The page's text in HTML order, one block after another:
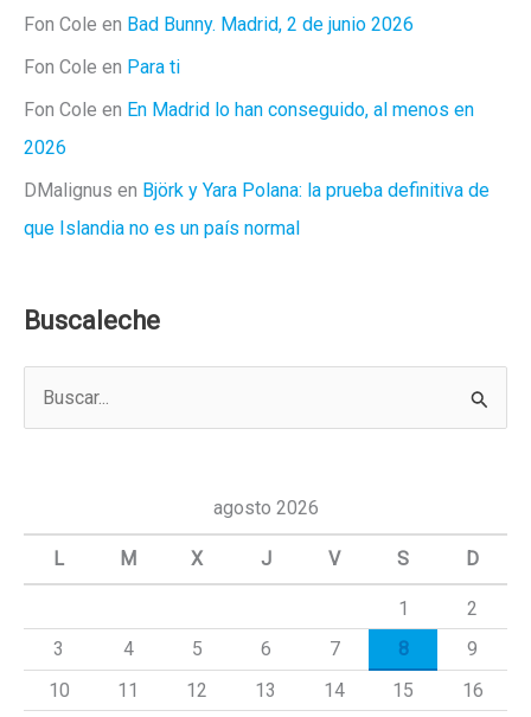
Fon Cole en Bad Bunny. Madrid, 2 de junio 2026
Fon Cole en Para ti
Fon Cole en En Madrid lo han conseguido, al menos en
2026
DMalignus en Björk y Yara Polana: la prueba definitiva de
que Islandia no es un país normal
Buscaleche
a
agosto 2026
L M X J V S D
1
2
3
4 5 6 7 8
9
10
11 12 13 14 15
16